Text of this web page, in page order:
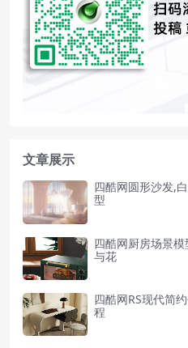
文章展示
四酷网圆形沙发,
型
四酷网厨房场景
与花
四酷网RS现代简
程